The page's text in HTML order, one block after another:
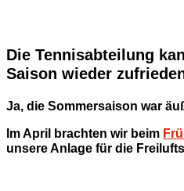
Die Tennisabteilung
Saison wieder
Ja, die Sommersaison war
Im April brachten wir beim
unsere Anlage für die